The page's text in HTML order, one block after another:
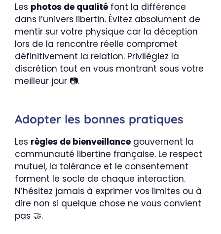
Les photos de qualité font la différence
dans l’univers libertin. Évitez absolument de
mentir sur votre physique car la déception
lors de la rencontre réelle compromet
définitivement la relation. Privilégiez la
discrétion tout en vous montrant sous votre
meilleur jour 📷.
Adopter les bonnes pratiques
Les règles de bienveillance gouvernent la
communauté libertine française. Le respect
mutuel, la tolérance et le consentement
forment le socle de chaque interaction.
N’hésitez jamais à exprimer vos limites ou à
dire non si quelque chose ne vous convient
pas 🤝.